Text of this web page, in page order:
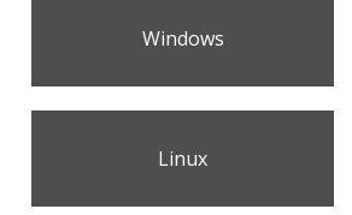
Windows
Linux